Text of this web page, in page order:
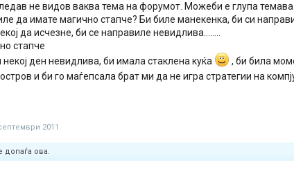
не видов ваква тема на форумот. Можеби е глупа
да имате магично стапче? Би биле манекенка, би си
да исчезне, би се направиле невидлива........
стапче
ден невидлива, би имала стаклена куќа
, би била
и би го маѓепсала брат ми да не игра стратегии на
2011
допаѓа ова.